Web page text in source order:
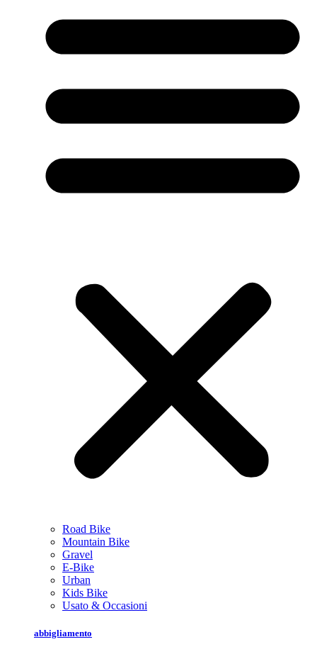
Road Bike
Mountain Bike
Gravel
E-Bike
Urban
Kids Bike
Usato & Occasioni
abbigliamento